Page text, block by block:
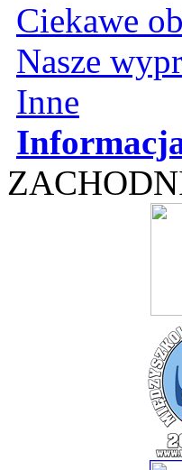
Ciekawe
Nasze
Inne